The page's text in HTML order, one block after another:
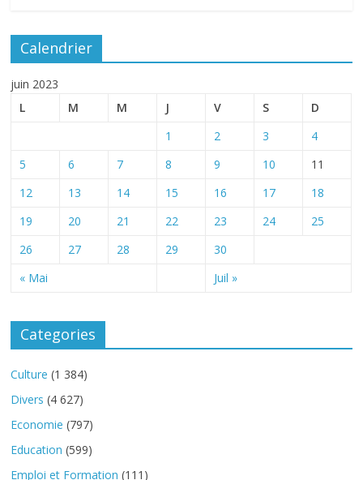
Calendrier
juin 2023
L
M M J V S D
« Mai Juil »
1 2 3
4
5
6 7 8 9 10
11
12
13 14 15 16 17
18
19
20 21 22 23 24
25
26
27 28 29 30
Categories
Culture (1 384)
Divers (4 627)
Economie (797)
Education (599)
Emploi et Formation (111)